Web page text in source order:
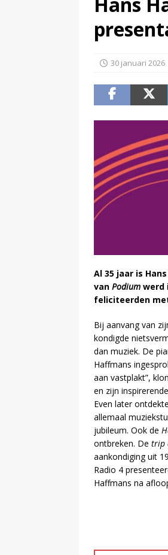
30 januari 2026
Al 35 jaar is
van Podium werd
feliciteerden
Bij aanvang van
kondigde
dan muziek. De
Haffmans
aan vastplakt”,
en zijn
Even later
allemaal
jubileum. Ook de
ontbreken. De trip
aankondiging uit
Radio 4
Haffmans na